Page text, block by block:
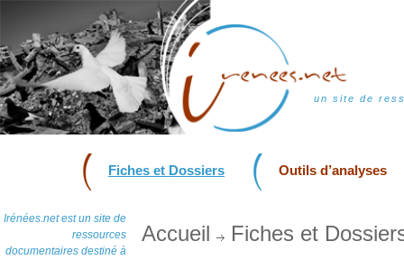
un site de
Fiches et Dossiers Outils d’analyses
Irénées.net est un site de
ressources
documentaires destiné à
Accueil Fiches et